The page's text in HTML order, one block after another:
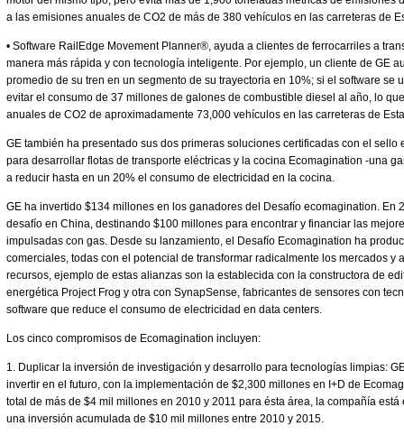
a las emisiones anuales de CO2 de más de 380 vehículos en las carreteras de
• Software RailEdge Movement Planner®, ayuda a clientes de ferrocarriles a
manera más rápida y con tecnología inteligente. Por ejemplo, un cliente de GE
promedio de su tren en un segmento de su trayectoria en 10%; si el software se
evitar el consumo de 37 millones de galones de combustible diesel al año, lo
anuales de CO2 de aproximadamente 73,000 vehículos en las carreteras de
GE también ha presentado sus dos primeras soluciones certificadas con el sello
para desarrollar flotas de transporte eléctricas y la cocina Ecomagination -una
a reducir hasta en un 20% el consumo de electricidad en la cocina.
GE ha invertido $134 millones en los ganadores del Desafío ecomagination. En
desafío en China, destinando $100 millones para encontrar y financiar las
impulsadas con gas. Desde su lanzamiento, el Desafío Ecomagination ha
comerciales, todas con el potencial de transformar radicalmente los mercados y
recursos, ejemplo de estas alianzas son la establecida con la constructora de
energética Project Frog y otra con SynapSense, fabricantes de sensores con
software que reduce el consumo de electricidad en data centers.
Los cinco compromisos de Ecomagination incluyen:
1. Duplicar la inversión de investigación y desarrollo para tecnologías limpias:
invertir en el futuro, con la implementación de $2,300 millones en I+D de
total de más de $4 mil millones en 2010 y 2011 para ésta área, la compañía
una inversión acumulada de $10 mil millones entre 2010 y 2015.